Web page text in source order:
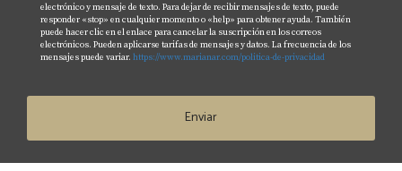
electrónico y mensaje de texto. Para dejar de recibir mensajes de texto, puede
responder «stop» en cualquier momento o «help» para obtener ayuda. También
puede hacer clic en el enlace para cancelar la suscripción en los correos
electrónicos. Pueden aplicarse tarifas de mensajes y datos. La frecuencia de los
mensajes puede variar. https://www.marianar.com/politica-de-privacidad
Enviar